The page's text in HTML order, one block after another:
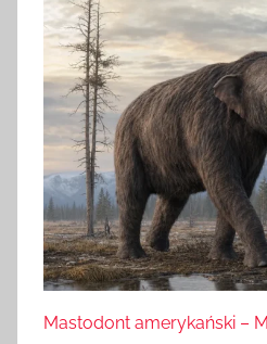
Mastodont amerykański –